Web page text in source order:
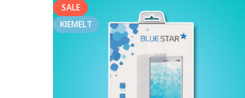
SALE
KIEMELT